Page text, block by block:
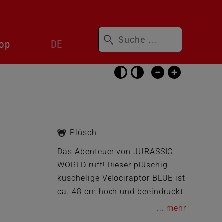
Barrierefrei-
Einstellungen
überspringen
überspringen
DE
Suchbegriffe
Plüsch
Das Abenteuer von JURASSIC
WORLD ruft! Dieser plüschig-
kuschelige Velociraptor BLUE ist
ca. 48 cm hoch und beeindruckt
durch die weiche Oberfläche und